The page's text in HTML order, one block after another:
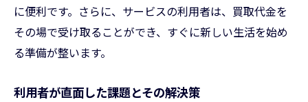
に便利です。さらに、サービスの利用者は、買取代金を
その場で受け取ることができ、すぐに新しい生活を始め
る準備が整います。
利用者が直面した課題とその解決策